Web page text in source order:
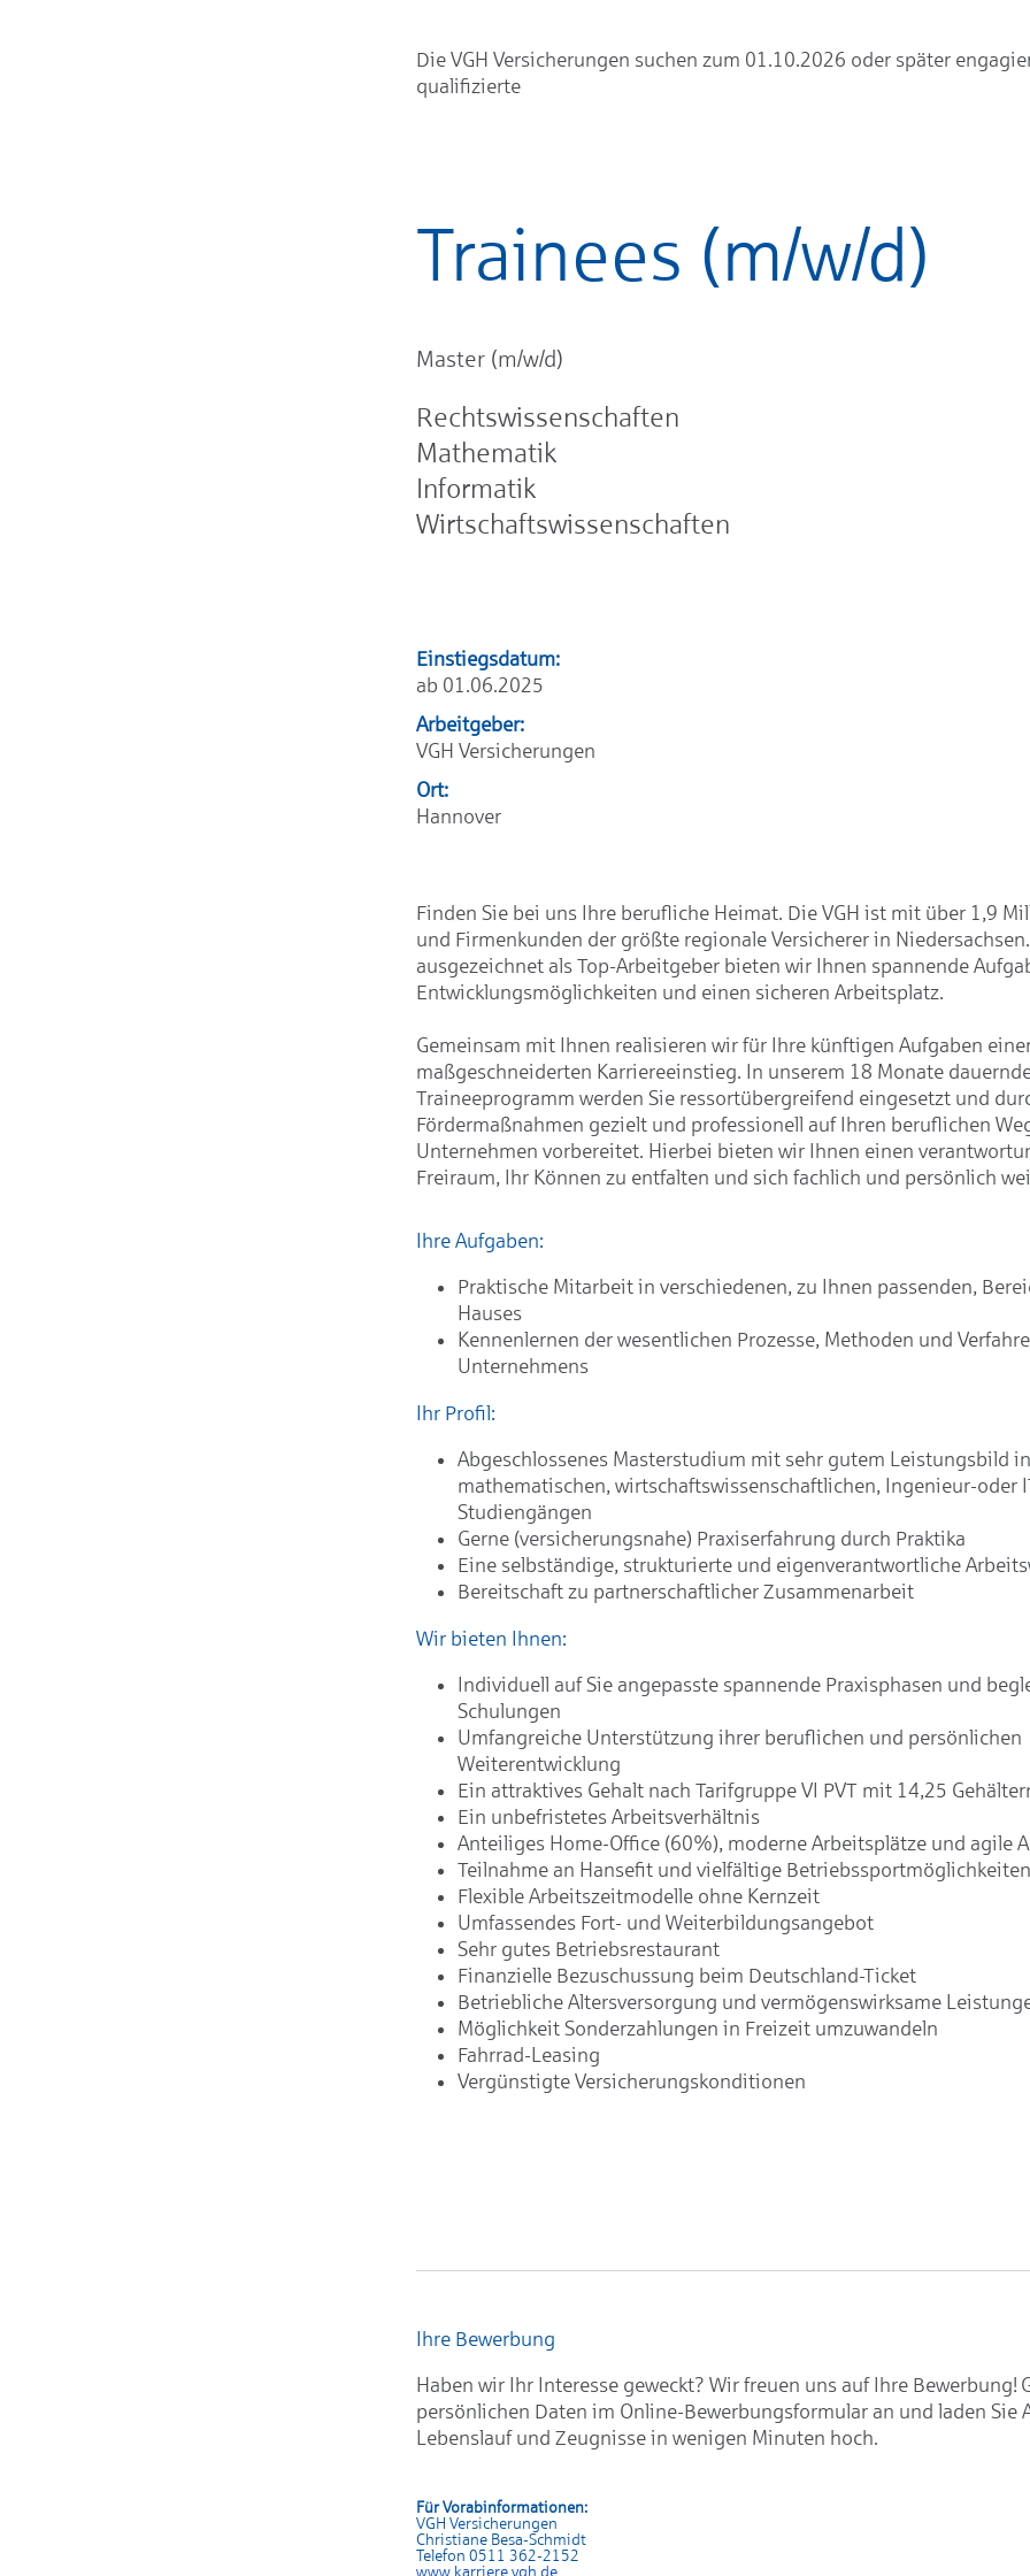
Die VGH Versicherungen suchen zum 01.10.2026 oder später
qualifizierte
Trainees (m/w/d)
Master (m/w/d)
Rechtswissenschaften
Mathematik
Informatik
Wirtschaftswissenschaften
Einstiegsdatum:
ab 01.06.2025
Arbeitgeber:
VGH Versicherungen
Ort:
Hannover
Finden Sie bei uns Ihre berufliche Heimat. Die VGH ist mit über 1,9
und Firmenkunden der größte regionale Versicherer in
ausgezeichnet als Top-Arbeitgeber bieten wir Ihnen spannende
Entwicklungsmöglichkeiten und einen sicheren Arbeitsplatz.
Gemeinsam mit Ihnen realisieren wir für Ihre künftigen Aufgaben
maßgeschneiderten Karriereeinstieg. In unserem 18 Monate
Traineeprogramm werden Sie ressortübergreifend eingesetzt und
Fördermaßnahmen gezielt und professionell auf Ihren beruflichen
Unternehmen vorbereitet. Hierbei bieten wir Ihnen einen
Freiraum, Ihr Können zu entfalten und sich fachlich und persönlich
Ihre Aufgaben:
Praktische Mitarbeit in verschiedenen, zu Ihnen passenden,
Hauses
Kennenlernen der wesentlichen Prozesse, Methoden und
Unternehmens
Ihr Profil:
Abgeschlossenes Masterstudium mit sehr gutem Leistungsbild
mathematischen, wirtschaftswissenschaftlichen, Ingenieur-oder
Studiengängen
Gerne (versicherungsnahe) Praxiserfahrung durch Praktika
Eine selbständige, strukturierte und eigenverantwortliche
Bereitschaft zu partnerschaftlicher Zusammenarbeit
Wir bieten Ihnen:
Individuell auf Sie angepasste spannende Praxisphasen und
Schulungen
Umfangreiche Unterstützung ihrer beruflichen und persönlichen
Weiterentwicklung
Ein attraktives Gehalt nach Tarifgruppe VI PVT mit 14,25
Ein unbefristetes Arbeitsverhältnis
Anteiliges Home-Office (60%), moderne Arbeitsplätze und agile
Teilnahme an Hansefit und vielfältige Betriebssportmöglichkeiten
Flexible Arbeitszeitmodelle ohne Kernzeit
Umfassendes Fort- und Weiterbildungsangebot
Sehr gutes Betriebsrestaurant
Finanzielle Bezuschussung beim Deutschland-Ticket
Betriebliche Altersversorgung und vermögenswirksame
Möglichkeit Sonderzahlungen in Freizeit umzuwandeln
Fahrrad-Leasing
Vergünstigte Versicherungskonditionen
Ihre Bewerbung
Haben wir Ihr Interesse geweckt? Wir freuen uns auf Ihre Bewerbung!
persönlichen Daten im Online-Bewerbungsformular an und laden Sie
Lebenslauf und Zeugnisse in wenigen Minuten hoch.
Für Vorabinformationen:
VGH Versicherungen
Christiane Besa-Schmidt
Telefon 0511 362-2152
www.karriere.vgh.de